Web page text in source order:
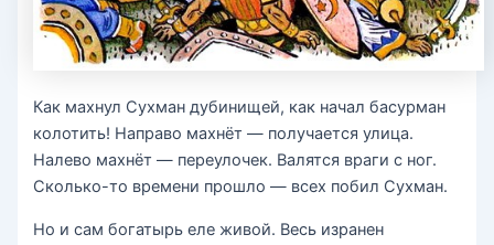
Как махнул Сухман дубинищей, как начал басурман
колотить! Направо махнёт — получается улица.
Налево махнёт — переулочек. Валятся враги с ног.
Сколько-то вре­мени прошло — всех побил Сухман.
Но и сам богатырь еле живой. Весь изранен